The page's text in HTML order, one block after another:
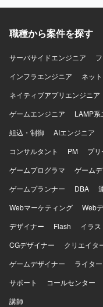
いたWebアプリケー
職種から案件を探す
サーバサイドエンジニア
インフラエンジニア
ネッ
ネイティブアプリエンジニア
ゲームエンジニア
LAMP系
組込・制御
AIエンジニア
コンサルタント
PM プリ
ゲームプログラマ
ゲーム
ゲームプランナー
DBA
Webマーケティング
Web
デザイナー
Flash イラ
CGデザイナー
クリエイタ
ゲームデザイナー
ライター
サポート
コールセンター
講師